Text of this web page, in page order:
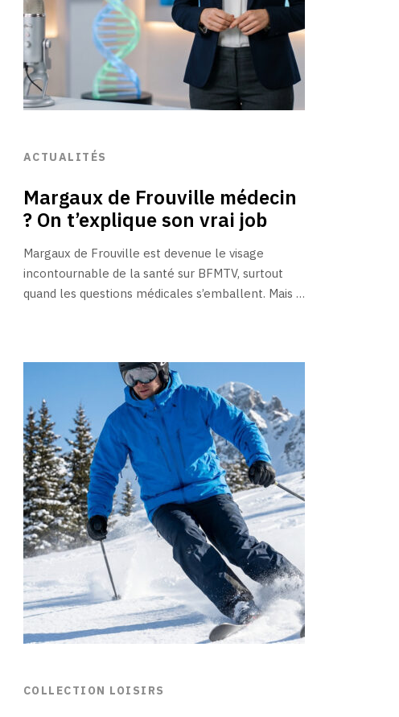
ACTUALITÉS
Margaux de Frouville médecin
? On t’explique son vrai job
Margaux de Frouville est devenue le visage
incontournable de la santé sur BFMTV, surtout
quand les questions médicales s’emballent. Mais …
COLLECTION LOISIRS